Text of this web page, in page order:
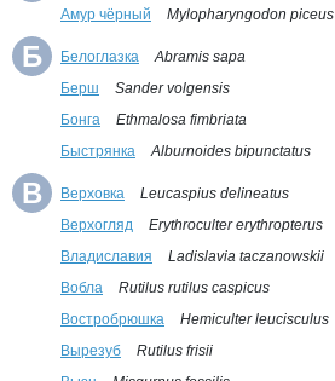
Амур чёрный
Mylopharyngodon piceus
Б Белоглазка
Abramis sapa
Берш
Sander volgensis
Бонга
Ethmalosa fimbriata
Быстрянка
Alburnoides bipunctatus
В Верховка
Leucaspius delineatus
Верхогляд
Erythroculter erythropterus
Владиславия
Ladislavia taczanowskii
Вобла
Rutilus rutilus caspicus
Востробрюшка
Hemiculter leucisculus
Вырезуб
Rutilus frisii